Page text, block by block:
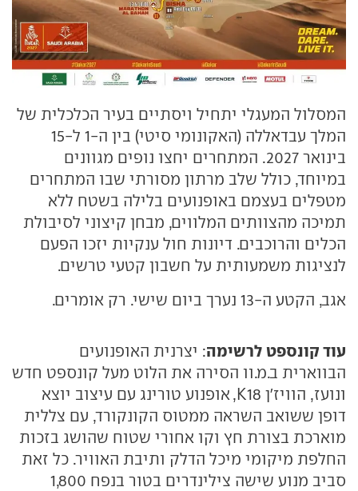
המסלול המעגלי יתחיל ויסתיים בעיר הכלכלית של
המלך עבדאללה (האקונומי סיטי) בין ה-1 ל-15
בינואר 2027. המתחרים יחצו נופים מגוונים
במיוחד, כולל שלב מרתון מסורתי שבו המתחרים
מטפלים בעצמם באופנועים בלילה בשטח ללא
תמיכה מהצוותים המלווים, מבחן קיצוני לסיבולת
הכלים והרוכבים. דיונות חול ענקיות יזכו הפעם
לנציגות משמעותית על חשבון קטעי טרשים.
אגב, הקטע ה-13 נערך ביום שישי. רק אומרים.
עוד קונספט לרשימה: יצרנית האופנועים
הבווארית ב.מ.וו הסירה את הלוט מעל קונספט חדש
ונועז, הוויז'ן K18, אופנוע טורינג עם עיצוב יוצא
דופן ששואב השראה ממטוס הקונקורד, עם צללית
מוארכת בצורת חץ וקו אחורי שטוח שהושג בזכות
החלפת מיקומי מיכל הדלק ותיבת האוויר. כל זאת
סביב מנוע שישה צילינדרים בטור בנפח 1,800